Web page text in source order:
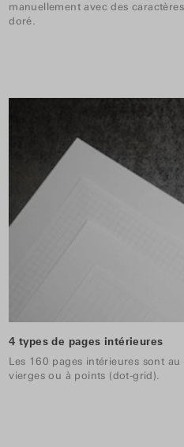
manuellement avec des
doré.
4 types de pages intérieures
Les 160 pages intérieures sont
vierges ou à points (dot-grid).